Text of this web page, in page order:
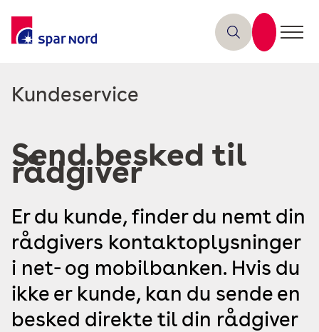
Read
Kundeservice
Send besked til
rådgiver
Er du kunde, finder du nemt din
rådgivers kontaktoplysninger
i net- og mobilbanken. Hvis du
ikke er kunde, kan du sende en
besked direkte til din rådgiver